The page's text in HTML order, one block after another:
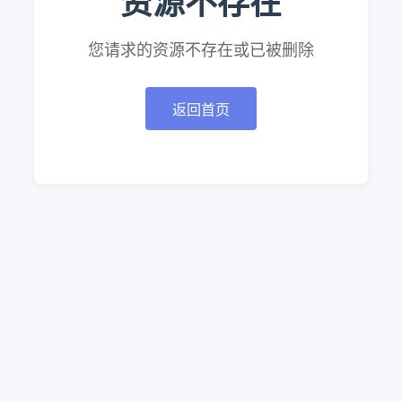
您请求的资源不存在或已被删除
返回首页